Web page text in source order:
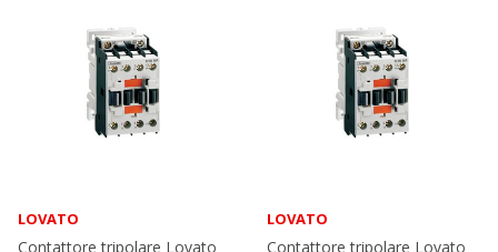
LOVATO
Contattore tripolare Lovato
LOVATO
Contattore tripolare Lovato